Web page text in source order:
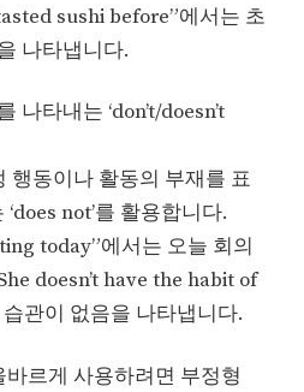
sushi before”에서는 초
나타냅니다.
나타내는 ‘don’t/doesn’t
행동이나 활동의 부재를 표
‘does not’를 활용합니다.
today”에서는 오늘 회의
doesn’t have the habit of
관이 없음을 나타냅니다.
바르게 사용하려면 부정형